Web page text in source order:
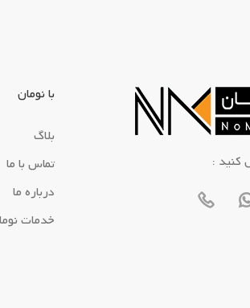
با نومان
بلاگ
تماس با ما
درباره ما
خدمات
کنید